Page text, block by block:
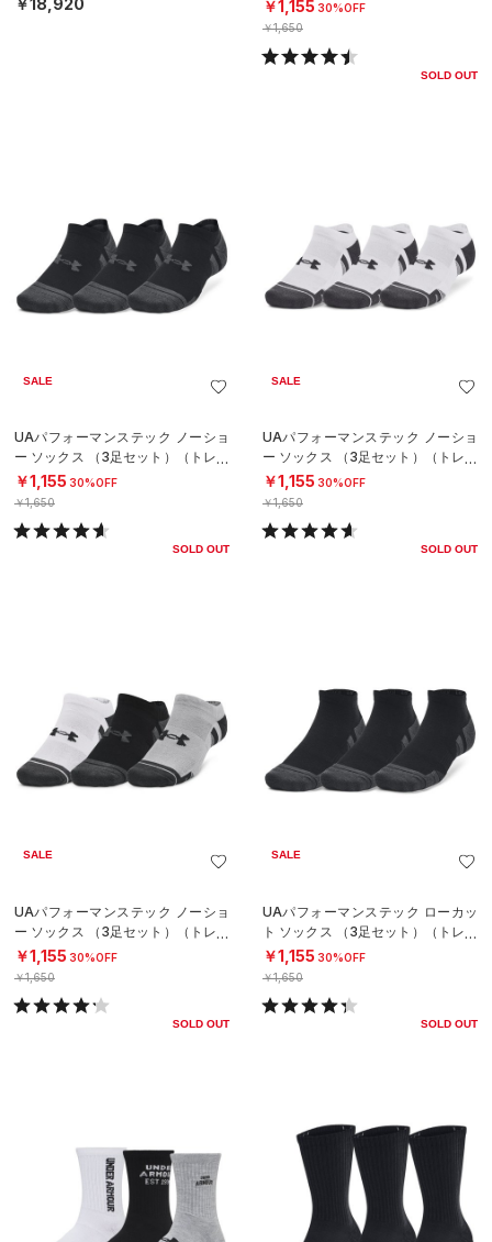
￥18,920 ￥1,155 30%OFF
￥1,650
SOLD OUT
SALE
UAパフォーマンステック ノーショ
ー ソックス （3足セット）（トレー
ニング/UNISEX）
￥1,155 30%OFF
￥1,650
SOLD OUT
SALE
UAパフォーマンステック ノーショ
ー ソックス （3足セット）（トレー
ニング/UNISEX）
￥1,155 30%OFF
￥1,650
SOLD OUT
SALE
UAパフォーマンステック ノーショ
ー ソックス （3足セット）（トレー
ニング/UNISEX）
￥1,155 30%OFF
￥1,650
SOLD OUT
SALE
UAパフォーマンステック ローカッ
ト ソックス （3足セット）（トレー
ニング/UNISEX）
￥1,155 30%OFF
￥1,650
SOLD OUT